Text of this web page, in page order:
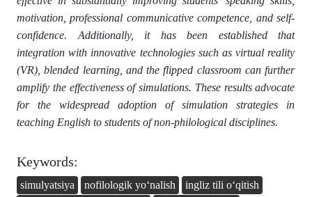
motivation, professional communicative competence, and self-
confidence. Additionally, it has been established that
integration with innovative technologies such as virtual reality
(VR), blended learning, and the flipped classroom can further
amplify the effectiveness of simulations. These results advocate
for the widespread adoption of simulation strategies in
teaching English to students of non-philological disciplines.
Keywords:
simulyatsiya nofilologik yo‘nalish
ingliz tili o‘qitish